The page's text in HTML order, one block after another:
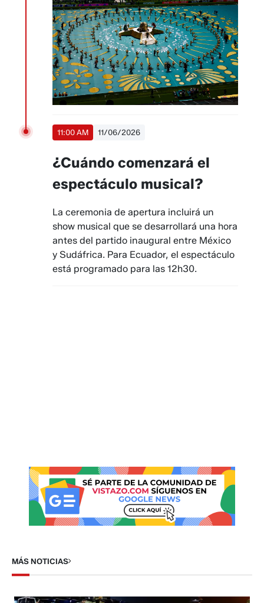
11:00 AM 11/06/2026
¿Cuándo comenzará el
espectáculo musical?
La ceremonia de apertura incluirá un
show musical que se desarrollará una hora
antes del partido inaugural entre México
y Sudáfrica. Para Ecuador, el espectáculo
está programado para las 12h30.
MÁS NOTICIAS